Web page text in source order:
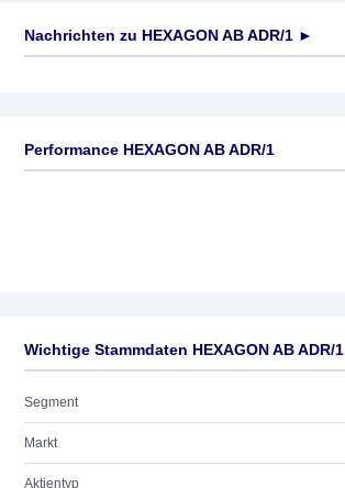
Nachrichten zu HEXAGON AB ADR/1 ►
Performance HEXAGON AB ADR/1
Wichtige Stammdaten HEXAGON AB ADR/1
Segment
Markt
Aktientyp